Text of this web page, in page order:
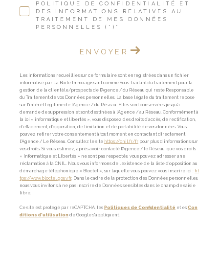
POLITIQUE DE CONFIDENTIALITÉ ET
DES INFORMATIONS RELATIVES AU
TRAITEMENT DE MES DONNÉES
PERSONNELLES (*)*
ENVOYER
Les informations recueillies sur ce formulaire sont enregistrées dans un fichier
informatisé par La Boite Immo agissant comme Sous-traitant du traitement pour la
gestion de la clientèle/prospects de l'Agence / du Réseau qui reste Responsable
du Traitement de vos Données personnelles. La base légale du traitement repose
sur l'intérêt légitime de l'Agence / du Réseau. Elles sont conservées jusqu'à
demande de suppression et sont destinées à l'Agence / au Réseau. Conformément à
la loi « informatique et libertés », vous disposez des droits d’accès, de rectification,
d’effacement, d’opposition, de limitation et de portabilité de vos données. Vous
pouvez retirer votre consentement à tout moment en contactant directement
l’Agence / Le Réseau. Consultez le site https://cnil.fr/fr pour plus d’informations sur
vos droits. Si vous estimez, après avoir contacté l'Agence / le Réseau, que vos droits
« Informatique et Libertés » ne sont pas respectés, vous pouvez adresser une
réclamation à la CNIL. Nous vous informons de l’existence de la liste d'opposition au
démarchage téléphonique « Bloctel », sur laquelle vous pouvez vous inscrire ici : ht
tps://www.bloctel.gouv.fr. Dans le cadre de la protection des Données personnelles,
nous vous invitons à ne pas inscrire de Données sensibles dans le champ de saisie
libre.
Ce site est protégé par reCAPTCHA, les Politiques de Confidentialité et es Con
ditions d'utilisation de Google s'appliquent.